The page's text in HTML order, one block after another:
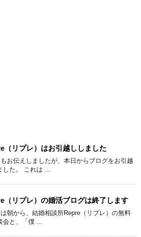
（リプレ）はお引越ししました
お伝えしましたが、本日からブログをお引越
した。 これは ...
（リプレ）の婚活ブログは終了します
朝から、結婚相談所Repre（リプレ）の無料
会と、「僕 ...